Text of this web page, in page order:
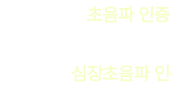
초음파 인
심장초음파